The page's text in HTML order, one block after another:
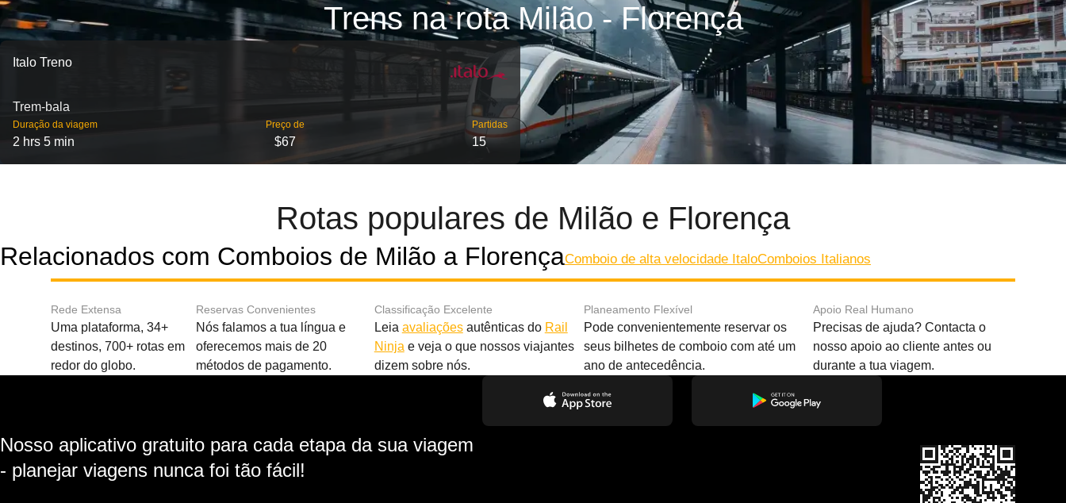
Trens na rota Milão - Florença
Italo Treno
Trem-bala
Duração da viagem
2 hrs 5 min
Preço de
$67
Partidas
15
Rotas populares de Milão e Florença
Relacionados com Comboios de Milão a FlorençaComboio de alta velocidade ItaloComboios Italianos
Rede Extensa
Uma plataforma, 34+
destinos, 700+ rotas em
redor do globo.
Reservas Convenientes
Nós falamos a tua língua e
oferecemos mais de 20
métodos de pagamento.
Classificação Excelente
Leia avaliaçõesautênticas do Rail
Ninja e veja o que nossos viajantes
dizem sobre nós.
Planeamento Flexível
Pode convenientemente reservar os
seus bilhetes de comboio com até um
ano de antecedência.
Apoio Real Humano
Precisas de ajuda? Contacta o
nosso apoio ao cliente antes ou
durante a tua viagem.
Nosso aplicativo gratuito para cada etapa da sua viagem
- planejar viagens nunca foi tão fácil!